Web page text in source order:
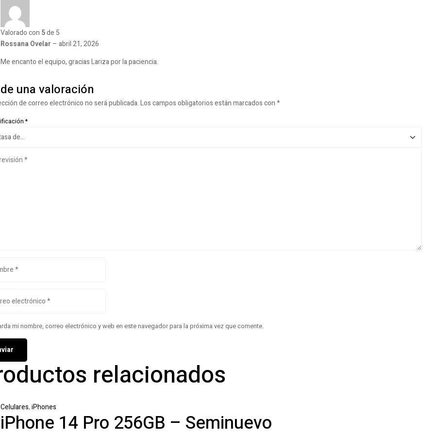
Valorado con 5de 5
Rossana Ovelar – abril 21, 2026
Me encanto el equipo, gracias Lariza por la paciencia.
una valoración
de correo electrónico no será publicada.Los campos obligatorios están marcados con*
*
mi nombre, correo electrónico y web en este navegador para la próxima vez que comente.
relacionados
Celulares,iPhones
iPhone 14 Pro 256GB – Seminuevo